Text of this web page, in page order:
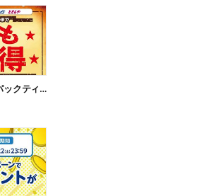
いつでもお買い得! ソフトパックティッシュ